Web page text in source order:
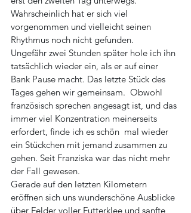
Wahrscheinlich hat er sich viel
vorgenommen und vielleicht seinen
Rhythmus noch nicht gefunden.
Ungefähr zwei Stunden später hole ich ihn
tatsächlich wieder ein, als er auf einer
Bank Pause macht. Das letzte Stück des
Tages gehen wir gemeinsam.  Obwohl
französisch sprechen angesagt ist, und das
immer viel Konzentration meinerseits
erfordert, finde ich es schön  mal wieder
ein Stückchen mit jemand zusammen zu
gehen. Seit Franziska war das nicht mehr
der Fall gewesen.
Gerade auf den letzten Kilometern
eröffnen sich uns wunderschöne Ausblicke
über Felder voller Futterklee und sanfte,